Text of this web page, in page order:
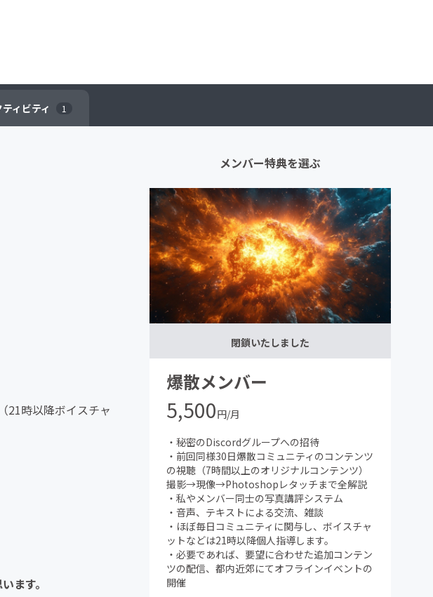
ティビティ 1
21時以降ボイスチャ
ます。
メンバー特典を選ぶ
閉鎖いたしました
爆散メンバー
5,500円/月
・秘密のDiscordグループへの招待
・前回同様30日爆散コミュニティのコンテンツ
の視聴（7時間以上のオリジナルコンテンツ）
撮影→現像→Photoshopレタッチまで全解説
・私やメンバー同士の写真講評システム
・音声、テキストによる交流、雑談
・ほぼ毎日コミュニティに関与し、ボイスチャ
ットなどは21時以降個人指導します。
・必要であれば、要望に合わせた追加コンテン
ツの配信、都内近郊にてオフラインイベントの
開催